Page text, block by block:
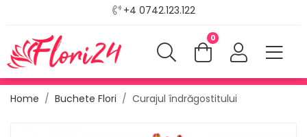
+4 0742.123.122
0
Home Buchete Flori Curajul îndrăgostitului